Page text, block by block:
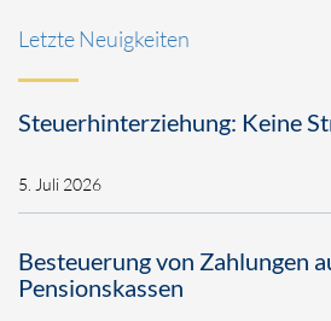
Letzte Neuigkeiten
Steuerhinterziehung: Keine
5. Juli 2026
Besteuerung von Zahlungen
Pensionskassen